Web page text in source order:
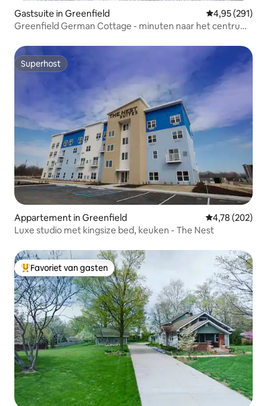
Gastsuite in Greenfield Gemiddelde
4,95 (291)
Greenfield German Cottage - minuten naar het centrum
Superhost
Superhost
Appartement in Greenfield Gemiddelde
4,78 (202)
Luxe studio met kingsize bed, keuken - The Nest
Topfavoriet van gasten
Favoriet van gasten